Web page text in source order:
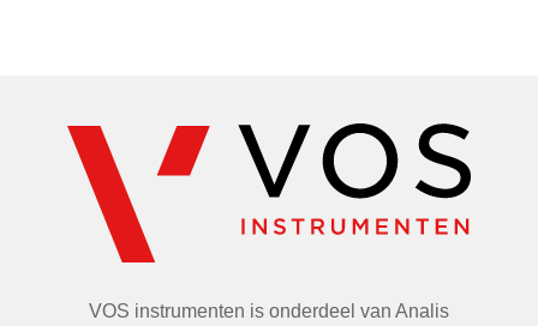
VOS instrumenten is onderdeel van Analis